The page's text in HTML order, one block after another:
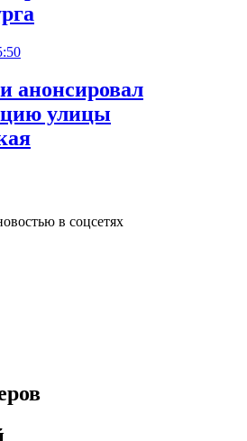
анонсировал
улицы
в соцсетях